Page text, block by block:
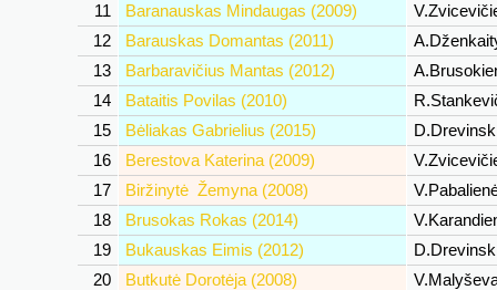
11
Baranauskas Mindaugas (2009)
12
Barauskas Domantas (2011)
13
Barbaravičius Mantas (2012)
14
Bataitis Povilas (2010)
15
Bėliakas Gabrielius (2015)
16
Berestova Katerina (2009)
17
Biržinytė Žemyna (2008)
18
Brusokas Rokas (2014)
19
Bukauskas Eimis (2012)
20
Butkutė Dorotėja (2008)